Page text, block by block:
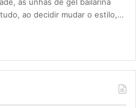
ao decidir mudar o estilo,…